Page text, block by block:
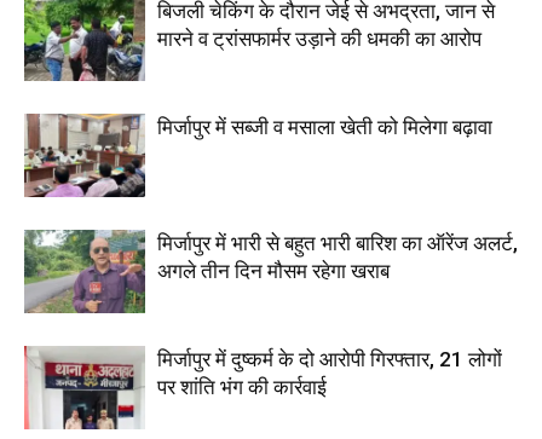
बिजली चेकिंग के दौरान जेई से अभद्रता, जान से
मारने व ट्रांसफार्मर उड़ाने की धमकी का आरोप
मिर्जापुर में सब्जी व मसाला खेती को मिलेगा बढ़ावा
मिर्जापुर में भारी से बहुत भारी बारिश का ऑरेंज अलर्ट,
अगले तीन दिन मौसम रहेगा खराब
मिर्जापुर में दुष्कर्म के दो आरोपी गिरफ्तार, 21 लोगों
पर शांति भंग की कार्रवाई